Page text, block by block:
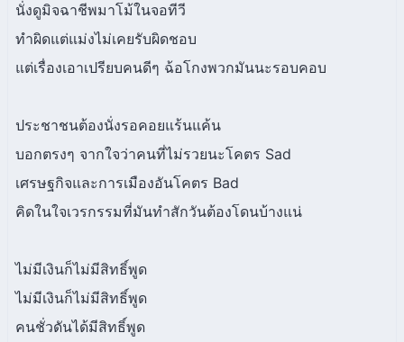
นั่งดูมิจฉาชีพมาโม้ในจอทีวี
ทำผิดแต่แม่งไม่เคยรับผิดชอบ
แต่เรื่องเอาเปรียบคนดีๆ ฉ้อโกงพวกมันนะรอบคอบ
ประชาชนต้องนั่งรอคอยแร้นแค้น
บอกตรงๆ จากใจว่าคนที่ไม่รวยนะโคตร Sad
เศรษฐกิจและการเมืองอันโคตร Bad
คิดในใจเวรกรรมที่มันทำสักวันต้องโดนบ้างแน่
ไม่มีเงินก็ไม่มีสิทธิ์พูด
ไม่มีเงินก็ไม่มีสิทธิ์พูด
คนชั่วดันได้มีสิทธิ์พูด